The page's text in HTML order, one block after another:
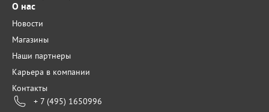
О нас
Новости
Магазины
Наши партнеры
Карьера в компании
Контакты
+ 7 (495) 1650996